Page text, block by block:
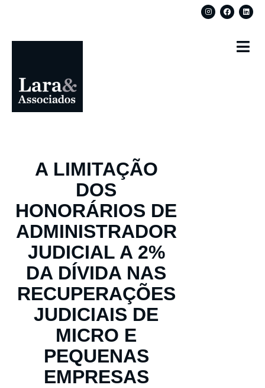
A LIMITAÇÃO
DOS
HONORÁRIOS DE
ADMINISTRADOR
JUDICIAL A 2%
DA DÍVIDA NAS
RECUPERAÇÕES
JUDICIAIS DE
MICRO E
PEQUENAS
EMPRESAS